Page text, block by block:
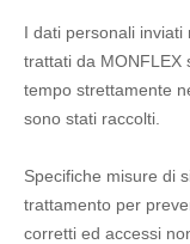
I dati personali
trattati da MONFLEX
tempo strettamente
sono stati raccolti.
Specifiche misure di
trattamento per
corretti ed accessi